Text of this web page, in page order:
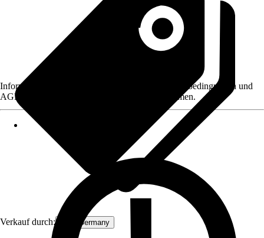
Verkauf durch: ECD Germany
Informationen des Verkäufers, wie z. B. Rückgabebedingungen und
AGB, finden Sie bei Klick auf den Verkäufernamen.